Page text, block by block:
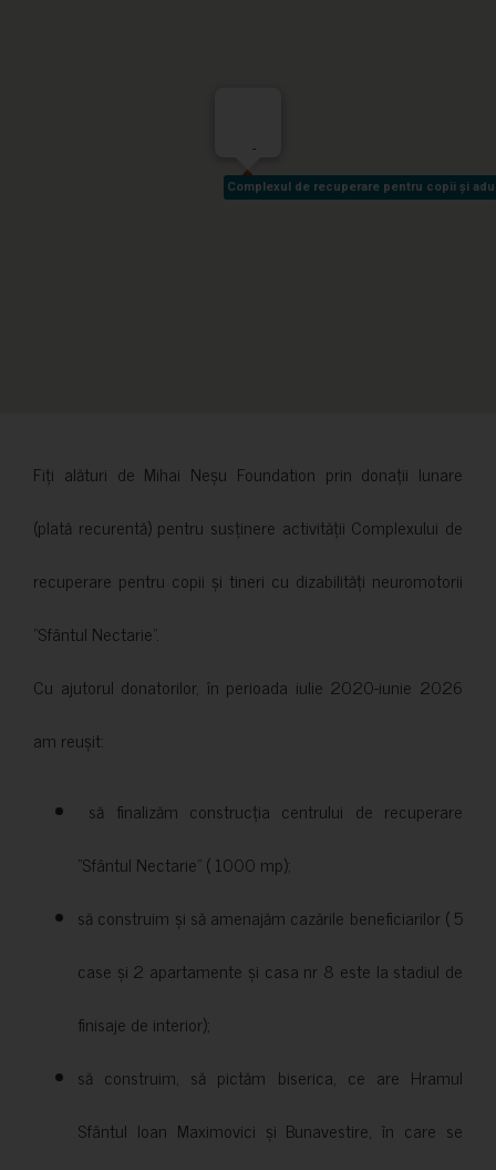
Complexul de recuperare pentru copii și
Complexul de recuperare pentru copii și
-
Fiți alături de Mihai Neșu Foundation prin donații lunare
(plată recurentă) pentru susținere activității Complexului de
recuperare pentru copii și tineri cu dizabilități neuromotorii
”Sfântul Nectarie”.
Cu ajutorul donatorilor, în perioada iulie 2020-iunie 2026
am reușit:
să finalizăm construcția centrului de recuperare
”Sfântul Nectarie” ( 1000 mp);
să construim și să amenajăm cazările beneficiarilor ( 5
case și 2 apartamente și casa nr 8 este la stadiul de
finisaje de interior);
să construim, să pictăm biserica, ce are Hramul
Sfântul Ioan Maximovici și Bunavestire, în care se